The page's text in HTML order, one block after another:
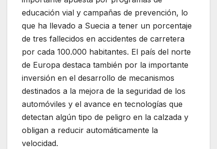
educación vial y campañas de prevención, lo
que ha llevado a Suecia a tener un porcentaje
de tres fallecidos en accidentes de carretera
por cada 100.000 habitantes. El país del norte
de Europa destaca también por la importante
inversión en el desarrollo de mecanismos
destinados a la mejora de la seguridad de los
automóviles y el avance en tecnologías que
detectan algún tipo de peligro en la calzada y
obligan a reducir automáticamente la
velocidad.